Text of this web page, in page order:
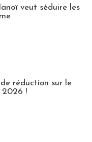
veut séduire les
réduction sur le
2026 !